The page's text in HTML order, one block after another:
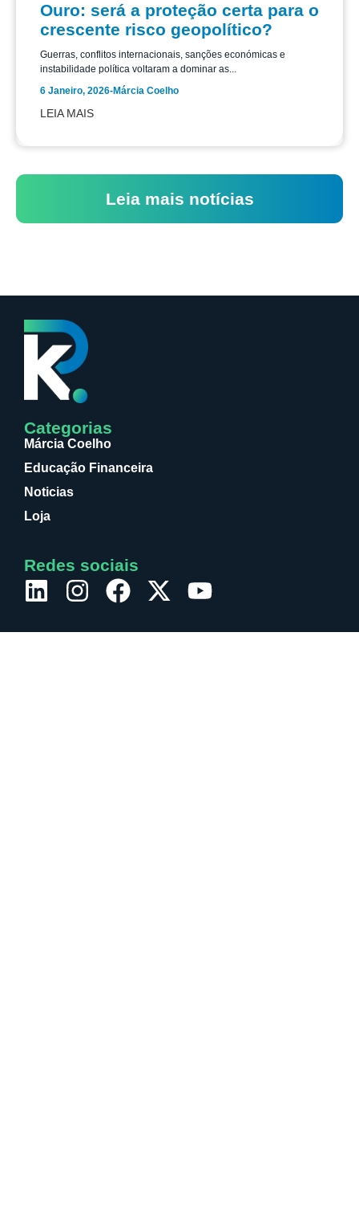
Ouro: será a proteção certa para o
crescente risco geopolítico?
Guerras, conflitos internacionais, sanções económicas e
instabilidade política voltaram a dominar as...
6 Janeiro, 2026-Márcia Coelho
LEIA MAIS
Leia mais notícias
Categorias
Márcia Coelho
Educação Financeira
Noticias
Loja
Redes sociais